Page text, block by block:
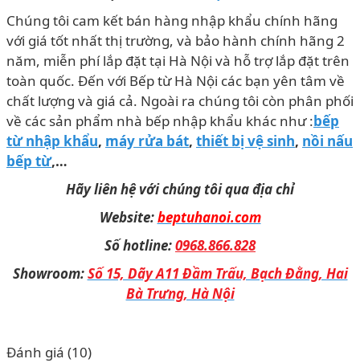
Chúng tôi cam kết bán hàng nhập khẩu chính hãng
với giá tốt nhất thị trường, và bảo hành chính hãng 2
năm, miễn phí lắp đặt tại Hà Nội và hỗ trợ lắp đặt trên
toàn quốc. Đến với Bếp từ Hà Nội các bạn yên tâm về
chất lượng và giá cả. Ngoài ra chúng tôi còn phân phối
về các sản phẩm nhà bếp nhập khẩu khác như :bếp
từ nhập khẩu, máy rửa bát, thiết bị vệ sinh, nồi nấu
bếp từ,…
Hãy liên hệ với chúng tôi qua địa chỉ
Website:beptuhanoi.com
Số hotline:0968.866.828
Showroom:Số 15, Dãy A11 Đầm Trấu, Bạch Đằng, Hai
Bà Trưng, Hà Nội
Đánh giá (10)